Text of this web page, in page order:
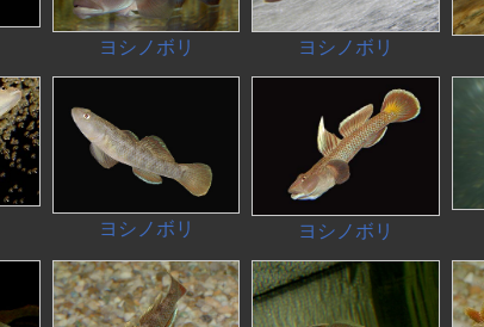
ヨシノボリ ヨシノボリ
ヨシノボリ ヨシノボリ